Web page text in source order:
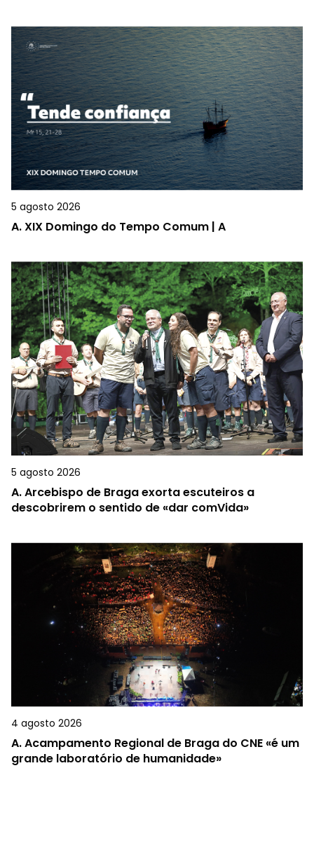
5 agosto 2026
A.XIX Domingo do Tempo Comum | A
5 agosto 2026
A.Arcebispo de Braga exorta escuteiros a
descobrirem o sentido de «dar comVida»
4 agosto 2026
A.Acampamento Regional de Braga do CNE «é um
grande laboratório de humanidade»